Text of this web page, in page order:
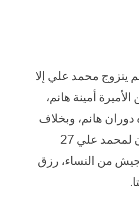
يتزوج محمد علي إلا
أمينة هانم،
دوران هانم، وبخلاف
الزيجات الرسمية، كان لمحمد علي 27
من النساء، رزق